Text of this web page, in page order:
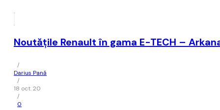
Noutățile Renault în gama E-TECH –
/
Darius Pană
/
18 oct. 20
/
0